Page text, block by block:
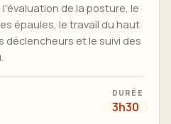
de la posture, le
épaules, le travail du haut
déclencheurs et le suivi des
DURÉE
3h30